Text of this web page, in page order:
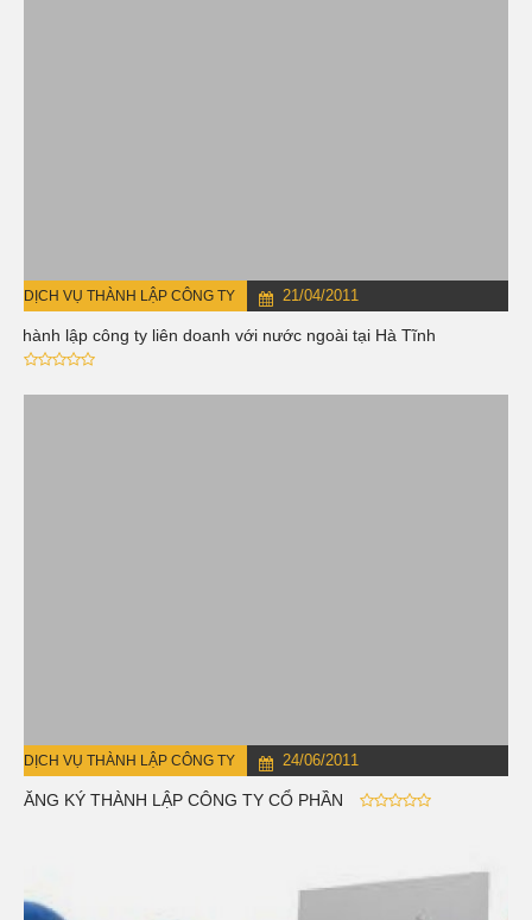
DỊCH VỤ THÀNH LẬP CÔNG TY 21/04/2011
Thành lập công ty liên doanh với nước ngoài tại Hà Tĩnh
DỊCH VỤ THÀNH LẬP CÔNG TY 24/06/2011
ĐĂNG KÝ THÀNH LẬP CÔNG TY CỔ PHẦN